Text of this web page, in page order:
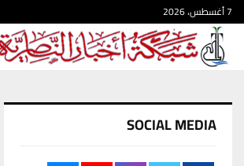
7 أغسطس، 2026
SOCIAL MEDIA